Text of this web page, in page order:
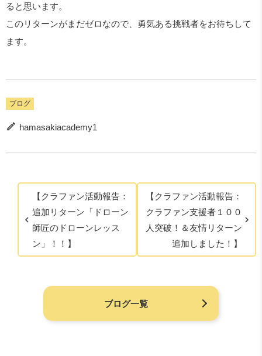
ると思います。
このリターンがまだゼロなので、勇気ある挑戦者をお待ちして
ます。
ブログ
hamasakiacademy1
【クラファン活動報告：
追加リターン「ドローン
師匠のドローンレッス
ン」！！】
【クラファン活動報告：
クラファン支援者１００
人突破！＆友情リターン
追加しました！】
ブログ一覧